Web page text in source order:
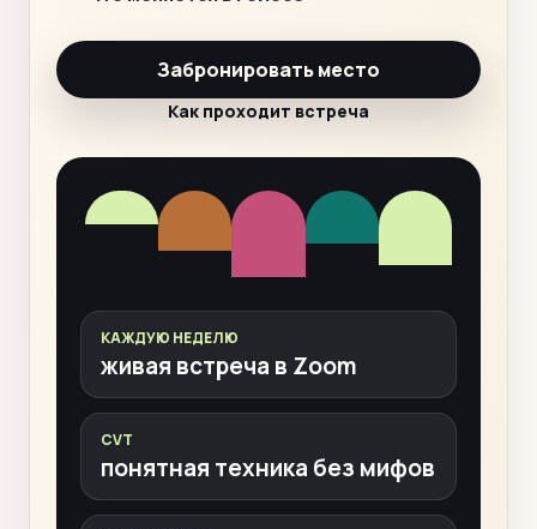
Забронировать место
Как проходит встреча
КАЖДУЮ НЕДЕЛЮ
живая встреча в Zoom
CVT
понятная техника без мифов